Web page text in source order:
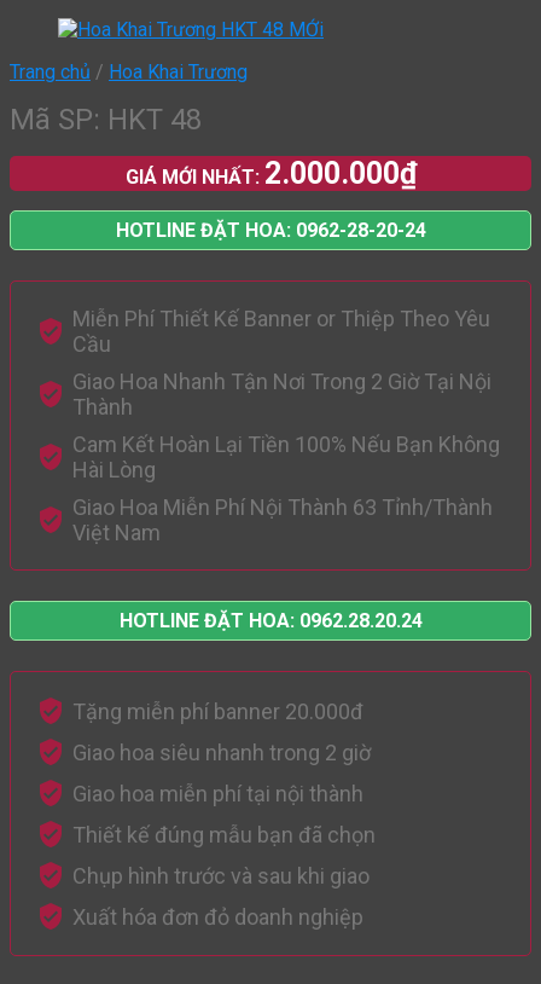
Trang chủ / Hoa Khai Trương
Mã SP: HKT 48
GIÁ MỚI NHẤT: 2.000.000₫
HOTLINE ĐẶT HOA: 0962-28-20-24
Miễn Phí Thiết Kế Banner or Thiệp Theo Yêu
Cầu
Giao Hoa Nhanh Tận Nơi Trong 2 Giờ Tại Nội
Thành
Cam Kết Hoàn Lại Tiền 100% Nếu Bạn Không
Hài Lòng
Giao Hoa Miễn Phí Nội Thành 63 Tỉnh/Thành
Việt Nam
HOTLINE ĐẶT HOA: 0962.28.20.24
Tặng miễn phí banner 20.000đ
Giao hoa siêu nhanh trong 2 giờ
Giao hoa miễn phí tại nội thành
Thiết kế đúng mẫu bạn đã chọn
Chụp hình trước và sau khi giao
Xuất hóa đơn đỏ doanh nghiệp